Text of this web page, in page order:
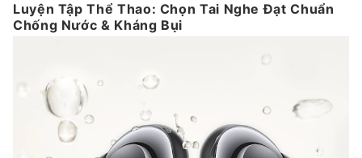
Luyện Tập Thể Thao: Chọn Tai Nghe Đạt Chuẩn
Chống Nước & Kháng Bụi